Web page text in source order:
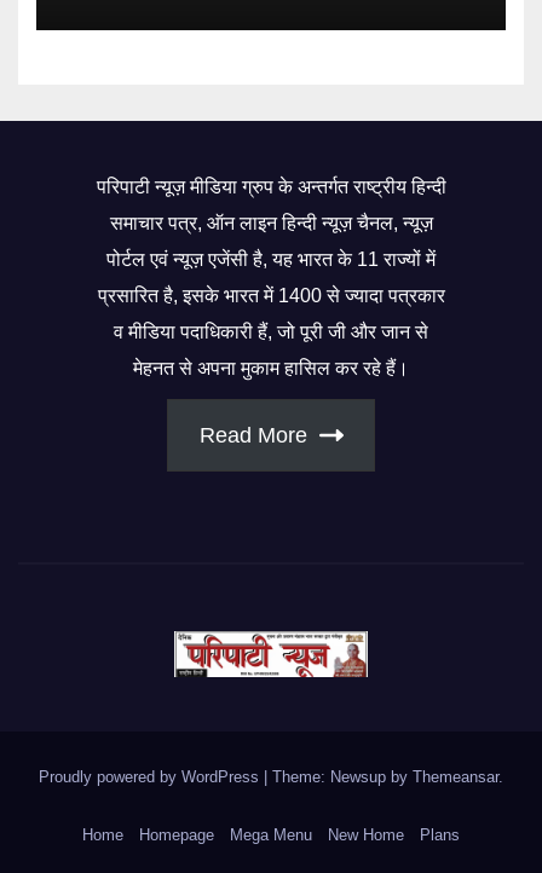
परिपाटी न्यूज़ मीडिया ग्रुप के अन्तर्गत राष्ट्रीय हिन्दी
समाचार पत्र, ऑन लाइन हिन्दी न्यूज़ चैनल, न्यूज़
पोर्टल एवं न्यूज़ एजेंसी है, यह भारत के 11 राज्यों में
प्रसारित है, इसके भारत में 1400 से ज्यादा पत्रकार
व मीडिया पदाधिकारी हैं, जो पूरी जी और जान से
मेहनत से अपना मुकाम हासिल कर रहे हैं।
Read More
Proudly powered by WordPress Theme: Newsup by Themeansar.
Home Homepage Mega Menu New Home Plans